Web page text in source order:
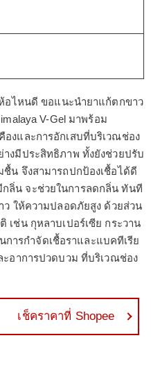
อไหนดี ขอแนะนำยาแก้ตกขาว
V-Gel มาพร้อม
งและการอักเสบที่บริเวณช่อง
งมีประสิทธิภาพ ทั้งยังช่วยปรับ
น จึงสามารถปกป้องเชื้อได้ดี
ลิ่น จะช่วยในการลดกลิ่น ทันที
ว ให้ความปลอดภัยสูง ด้วยส่วน
ช่น กุหลาบเปอร์เซีย กระวาน
รกำจัดเชื้อราและแบคทีเรีย
ะอาการปวดบวม ที่บริเวณช่อง
เช็คราคาที่ Shopee